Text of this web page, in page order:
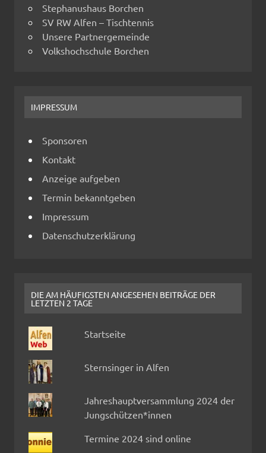
Stephanushaus Borchen
SV RW Alfen – Tischtennis
Unsere Partnergemeinde
Volkshochschule Borchen
IMPRESSUM
Sponsoren
Kontakt
Anzeige aufgeben
Termin bekanntgeben
Impressum
Datenschutzerklärung
DIE AM HÄUFIGSTEN ANGESEHEN BEITRÄGE DER
LETZTEN 2 TAGE
Startseite
Sternsinger in Alfen
Jahreshauptversammlung 2024 der
Jungschützen*innen
Termine 2024 sind online